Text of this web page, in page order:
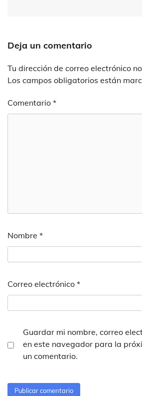
Deja un comentario
Tu dirección de correo electrónico
Los campos obligatorios están
Comentario *
Nombre *
Correo electrónico *
Guardar mi nombre, correo
en este navegador para la
un comentario.